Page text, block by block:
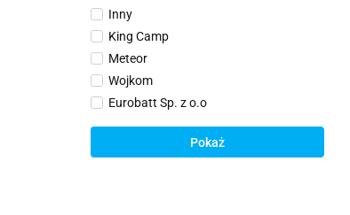
Inny
King Camp
Meteor
Wojkom
Eurobatt Sp. z o.o
Pokaż